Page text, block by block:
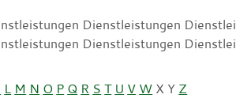
Dienstleistungen
Dienstleistungen
L M N O P Q R S T U V W X Y Z